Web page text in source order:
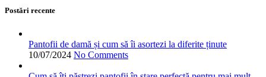
produsului.
Postări recente
Pantofii de damă și cum să îi asortezi la diferite ținute
10/07/2024 No Comments